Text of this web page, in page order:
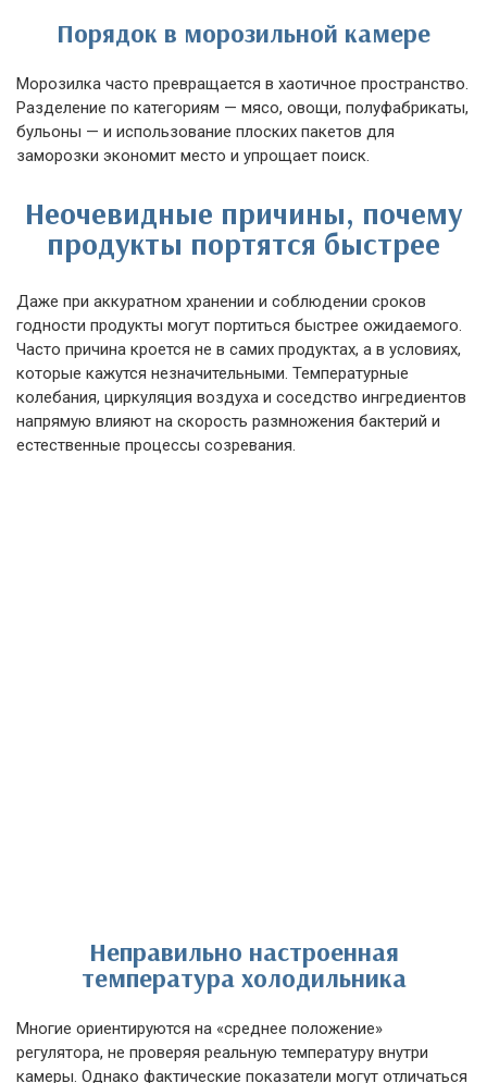
Порядок в морозильной камере
Морозилка часто превращается в хаотичное пространство.
Разделение по категориям — мясо, овощи, полуфабрикаты,
бульоны — и использование плоских пакетов для
заморозки экономит место и упрощает поиск.
Неочевидные причины, почему
продукты портятся быстрее
Даже при аккуратном хранении и соблюдении сроков
годности продукты могут портиться быстрее ожидаемого.
Часто причина кроется не в самих продуктах, а в условиях,
которые кажутся незначительными. Температурные
колебания, циркуляция воздуха и соседство ингредиентов
напрямую влияют на скорость размножения бактерий и
естественные процессы созревания.
Неправильно настроенная
температура холодильника
Многие ориентируются на «среднее положение»
регулятора, не проверяя реальную температуру внутри
камеры. Однако фактические показатели могут отличаться